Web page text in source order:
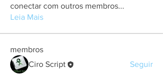
conectar com outros membros...
Leia Mais
membros
Ciro Script
Seguir